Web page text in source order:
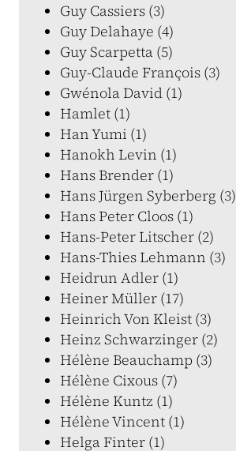
Guy Cassiers (3)
Guy Delahaye (4)
Guy Scarpetta (5)
Guy-Claude François (3)
Gwénola David (1)
Hamlet (1)
Han Yumi (1)
Hanokh Levin (1)
Hans Brender (1)
Hans Jürgen Syberberg (3)
Hans Peter Cloos (1)
Hans-Peter Litscher (2)
Hans-Thies Lehmann (3)
Heidrun Adler (1)
Heiner Müller (17)
Heinrich Von Kleist (3)
Heinz Schwarzinger (2)
Hélène Beauchamp (3)
Hélène Cixous (7)
Hélène Kuntz (1)
Hélène Vincent (1)
Helga Finter (1)